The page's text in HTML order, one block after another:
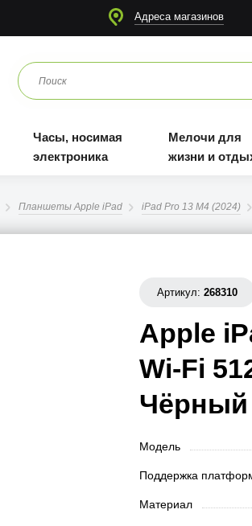
Адреса магазинов
Часы, носимая
электроника
Мелочи для
жизни и
Планшеты Apple iPad iPad Pro 13 M4 (2024)
Артикул:268310
Apple
Wi-Fi
Чёрный
Модель
Поддержка
Материал